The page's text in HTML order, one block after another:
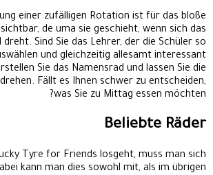
einer zufälligen Rotation ist für das bloße
de uma sie geschieht, wenn sich das
dreht. Sind Sie das Lehrer, der die Schüler so
und gleichzeitig allesamt interessant
Sie das Namensrad und lassen Sie die
Fällt es Ihnen schwer zu entscheiden,
was Sie zu Mittag essen möchten?
Beliebte Räder
Tyre for Friends losgeht, muss man sich
kann man dies sowohl mit, als im übrigen